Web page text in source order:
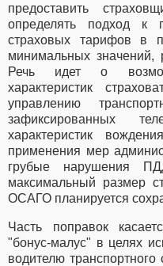
предоставить
определять подход к
страховых тарифов в
минимальных значений,
Речь идет о
характеристик
управлению
зафиксированных
характеристик
применения мер
грубые нарушения
максимальный размер
ОСАГО планируется
Часть поправок
"бонус-малус" в целях
водителю